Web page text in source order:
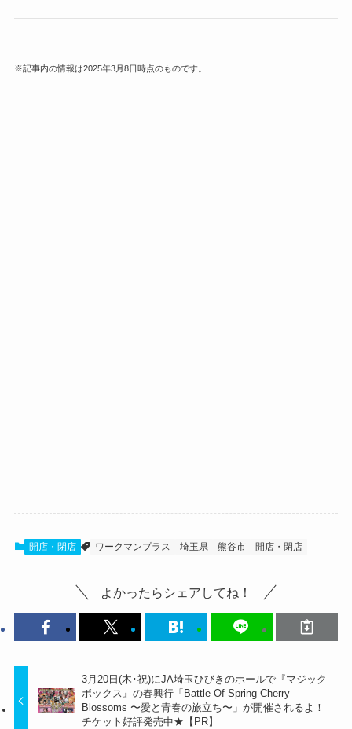
※記事内の情報は2025年3月8日時点のものです。
開店・閉店 ワークマンプラス 埼玉県 熊谷市 開店・閉店
よかったらシェアしてね！
3月20日(木･祝)にJA埼玉ひびきのホールで『マジック
ボックス』の春興行「Battle Of Spring Cherry
Blossoms 〜愛と青春の旅立ち〜」が開催されるよ！
チケット好評発売中★【PR】